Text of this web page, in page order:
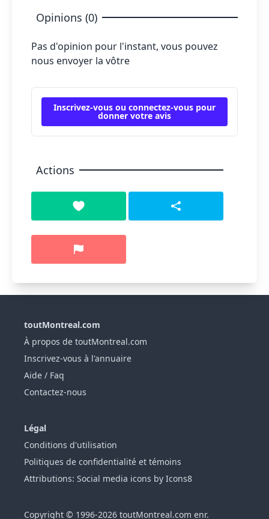
Opinions (0)
Pas d'opinion pour l'instant, vous pouvez
nous envoyer la vôtre
Inscrivez-vous ou connectez-vous pour
donner votre avis
Actions
toutMontreal.com
À propos de toutMontreal.com
Inscrivez-vous à l'annuaire
Aide / Faq
Contactez-nous
Légal
Conditions d'utilisation
Politiques de confidentialité et témoins
Attributions: Social media icons by Icons8
Copyright © 1996-2026 toutMontreal.com enr.